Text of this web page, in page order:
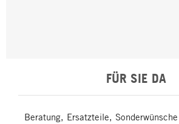
FÜR SIE DA
Beratung, Ersatzteile,